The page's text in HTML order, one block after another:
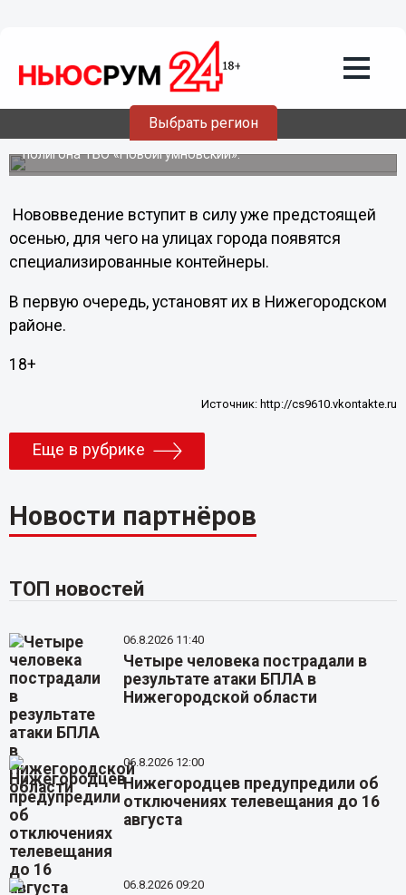
Выбрать регион
В Нижнем Новгороде введут
раздельный сбор мусора
Об этом сообщил глава администрации города Нижнего
Новгорода Олег Кондрашов на открытии нового
полигона ТБО «Новоигумновский».
Нововведение вступит в силу уже предстоящей
осенью, для чего на улицах города появятся
специализированные контейнеры.
В первую очередь, установят их в Нижегородском
районе.
18+
Источник: http://cs9610.vkontakte.ru
Еще в рубрике
Новости партнёров
ТОП новостей
06.8.2026 11:40
Четыре человека пострадали в
результате атаки БПЛА в
Нижегородской области
06.8.2026 12:00
Нижегородцев предупредили об
отключениях телевещания до 16
августа
06.8.2026 09:20